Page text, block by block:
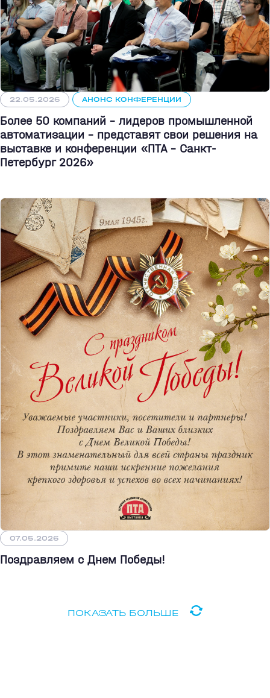
22.05.2026 АНОНС КОНФЕРЕНЦИИ
Более 50 компаний - лидеров промышленной
автоматизации - представят свои решения на
выставке и конференции «ПТА – Санкт-
Петербург 2026»
07.05.2026
Поздравляем с Днем Победы!
ПОКАЗАТЬ БОЛЬШЕ